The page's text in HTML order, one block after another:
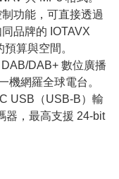
功能，可直接透過
品牌的 IOTAVX
算與空間。
DAB+ 數位廣播
機網羅全球電台。
USB（USB-B）輸
器，最高支援 24-bit